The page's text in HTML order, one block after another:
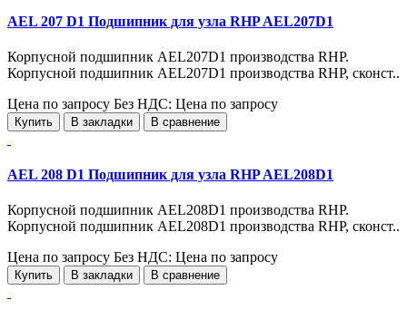
AEL 207 D1 Подшипник для узла RHP AEL207D1
Корпусной подшипник AEL207D1 производства RHP.
Корпусной подшипник AEL207D1 производства RHP, сконст..
Цена по запросу Без НДС: Цена по запросу
Купить В закладки В сравнение
AEL 208 D1 Подшипник для узла RHP AEL208D1
Корпусной подшипник AEL208D1 производства RHP.
Корпусной подшипник AEL208D1 производства RHP, сконст..
Цена по запросу Без НДС: Цена по запросу
Купить В закладки В сравнение